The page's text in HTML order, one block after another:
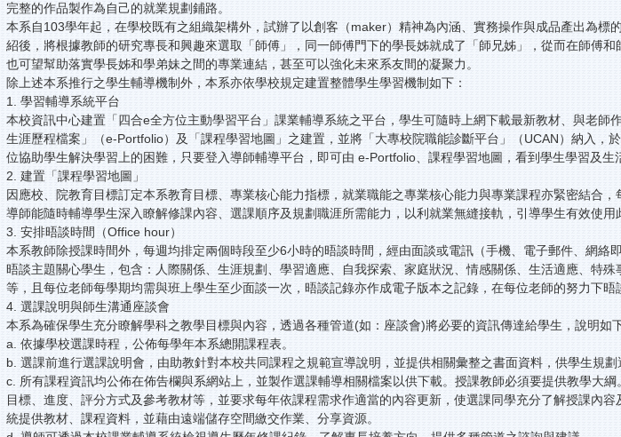
完整的作品製作為自己的就業規劃鋪路。
本系自103學年起，在學校既有之組織架構外，試辦了以創客（maker）精神為內涵、實務操作與成品產出為
紹後，將根據教師的研究專長和興趣來選取「師傅」，同一師傅門下的學長姊就成了「師兄姊」，從而在師傅
也可望幫助落實學長姊和學弟妹之間的專業連結，甚至可以強化未來系友間的凝聚力。
除上述本系推行之學生輔導機制外，本系亦依學校規定建置整體學生學習機制如下：
1. 學習輔導系統平台
本校資訊中心建置「四合e全方位主動學習平台」課業輔導系統之平台，學生可隨時上網下載最新教材、與老
生涯歷程檔案」（e-Portfolio）及「課程學習地圖」之建置，並將「大專校院職能診斷平台」（UCAN）納入
位協助學生解決學習上的困難，只要登入導師輔導平台，即可由 e-Portfolio、課程學習地圖，看到學生學習及
2. 建置「課程學習地圖」
因應校、院教育目標訂定本系教育目標、專業核心能力指標，就業職能之專業核心能力與專業課程亦緊密結合
導師能隨時輔導學生深入瞭解修課內容、選課順序及規劃職涯所需能力，以利就業無縫接軌，引導學生有效使用
3. 安排晤談時間（Office hour）
本系教師除授課時間外，每週均排定兩個時段至少6小時的晤談時間，經由面談或電訊（手機、電子郵件、網
晤談主題關心學生，包含：人際關係、生涯規劃、學習適應、自我探索、家庭狀況、情感關係、生活適應、特
等，且每位老師每學期均需與班上學生至少面談一次，晤談記錄亦作成電子版本之記錄，在每位老師的努力下
4. 選課說明與師生溝通座談會
本系為確保學生充分瞭解學科之教學目標與內容，透過各種管道(如：座談會)將必要的資訊傳達給學生，說明如
a. 依據學校選課時程，公佈每學年本系總開課程表。
b. 選課前進行選課說明會，由助教針對本校共同課程之規範宣導說明，並提供相關彙整之書面資料，供學生規劃
c. 所有課程資訊均公佈在佈告欄與系網站上，並製作選課輔導相關檔案以供下載。授課教師必須要提供教學大
目標、進度、評分方式及參考教材等，並要求每年依課程需求作適當的內容更新，使選課同學充分了解授課內
統提供教材、課程資料，並藉由遠端儲存空間繳交作業、分享資源。